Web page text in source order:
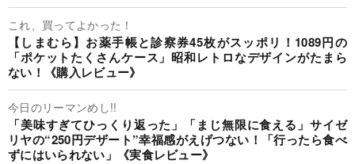
これ、買ってよかった！
【しまむら】お薬手帳と診察券45枚がスッポリ！1089円の
「ポケットたくさんケース」昭和レトロなデザインがたまら
ない！《購入レビュー》
今日のリーマンめし!!
「美味すぎてひっくり返った」「まじ無限に食える」サイゼ
リヤの“250円デザート”幸福感がえげつない！「行ったら食べ
ずにはいられない」《実食レビュー》